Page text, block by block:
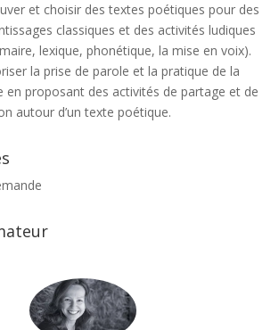
et choisir des textes poétiques pour des
classiques et des activités ludiques
lexique, phonétique, la mise en voix).
la prise de parole et la pratique de la
en proposant des activités de partage et de
autour d’un texte poétique.